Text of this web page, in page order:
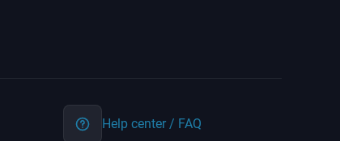
Help center / FAQ